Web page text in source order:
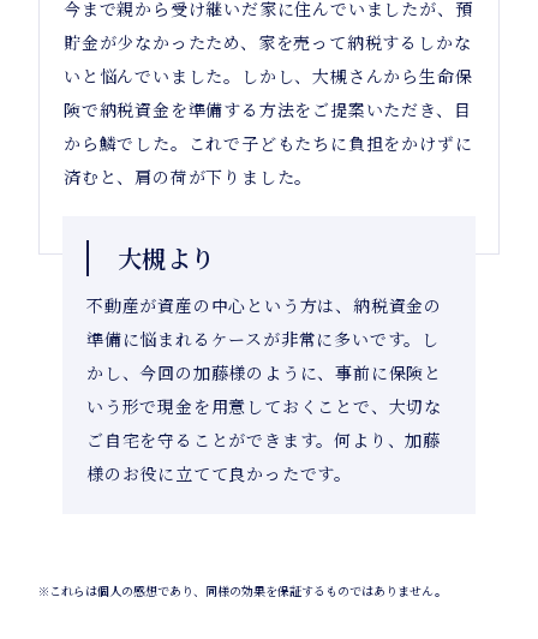
今まで親から受け継いだ家に住んでいましたが、預
貯金が少なかったため、家を売って納税するしかな
いと悩んでいました。しかし、大槻さんから生命保
険で納税資金を準備する方法をご提案いただき、目
から鱗でした。これで子どもたちに負担をかけずに
済むと、肩の荷が下りました。
大槻より
不動産が資産の中心という方は、納税資金の
準備に悩まれるケースが非常に多いです。し
かし、今回の加藤様のように、事前に保険と
いう形で現金を用意しておくことで、大切な
ご自宅を守ることができます。何より、加藤
様のお役に立てて良かったです。
※これらは個人の感想であり、同様の効果を保証するものではありません。